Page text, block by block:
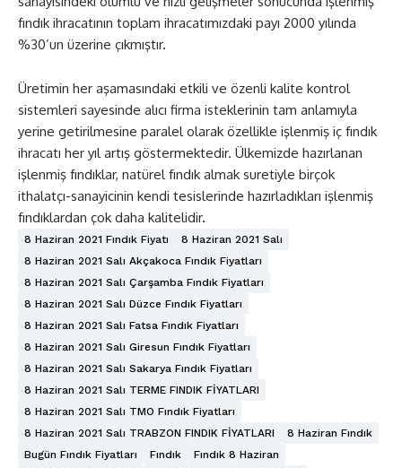
fındık ihracatının toplam ihracatımızdaki payı 2000 yılında
%30’un üzerine çıkmıştır.
Üretimin her aşamasındaki etkili ve özenli kalite kontrol
sistemleri sayesinde alıcı firma isteklerinin tam anlamıyla
yerine getirilmesine paralel olarak özellikle işlenmiş iç fındık
ihracatı her yıl artış göstermektedir. Ülkemizde hazırlanan
işlenmiş fındıklar, natürel fındık almak suretiyle birçok
ithalatçı-sanayicinin kendi tesislerinde hazırladıkları işlenmiş
fındıklardan çok daha kalitelidir.
8 Haziran 2021 Fındık Fiyatı
8 Haziran 2021 Salı
8 Haziran 2021 Salı Akçakoca Fındık Fiyatları
8 Haziran 2021 Salı Çarşamba Fındık Fiyatları
8 Haziran 2021 Salı Düzce Fındık Fiyatları
8 Haziran 2021 Salı Fatsa Fındık Fiyatları
8 Haziran 2021 Salı Giresun Fındık Fiyatları
8 Haziran 2021 Salı Sakarya Fındık Fiyatları
8 Haziran 2021 Salı TERME FINDIK FİYATLARI
8 Haziran 2021 Salı TMO Fındık Fiyatları
8 Haziran 2021 Salı TRABZON FINDIK FİYATLARI
8 Haziran Fındık
Bugün Fındık Fiyatları
Fındık
Fındık 8 Haziran